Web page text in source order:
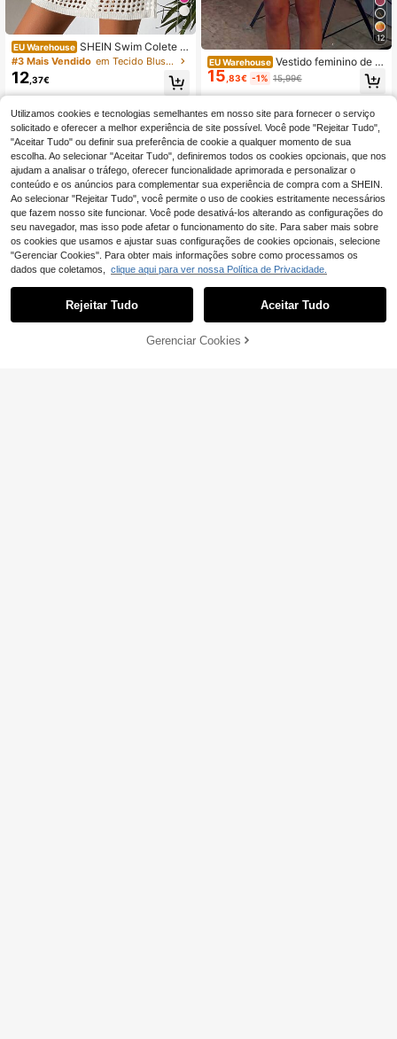
7
EU Warehouse SHEIN Swim Colete d
e malha minimalista sem mangas fe
minino de cor sólida com crochê va
zado para férias
#3 Mais Vendido em Tecido Blusas de uso diário que não irritam a p
12 ,37€
12
EU Warehouse Vestido feminino de v
erão estilo boho para férias na prai
a, modelo camisola de malha com b
locos de cores e recortes.
15,83€ -1% 15,99€
COMPRE AGORA
Utilizamos cookies e tecnologias semelhantes em nosso site para fornecer o serviço
solicitado e oferecer a melhor experiência de site possível. Você pode "Rejeitar Tudo",
"Aceitar Tudo" ou definir sua preferência de cookie a qualquer momento de sua
escolha. Ao selecionar "Aceitar Tudo", definiremos todos os cookies opcionais, que nos
ajudam a analisar o tráfego, oferecer funcionalidade aprimorada e personalizar o
conteúdo e os anúncios para complementar sua experiência de compra com a SHEIN.
Ao selecionar "Rejeitar Tudo", você permite o uso de cookies estritamente necessários
que fazem nosso site funcionar. Você pode desativá-los alterando as configurações do
seu navegador, mas isso pode afetar o funcionamento do site. Para saber mais sobre
os cookies que usamos e ajustar suas configurações de cookies opcionais, selecione
"Gerenciar Cookies". Para obter mais informações sobre como processamos os
dados que coletamos, clique aqui para ver nossa Política de Privacidade.
Rejeitar Tudo Aceitar Tudo
Gerenciar Cookies